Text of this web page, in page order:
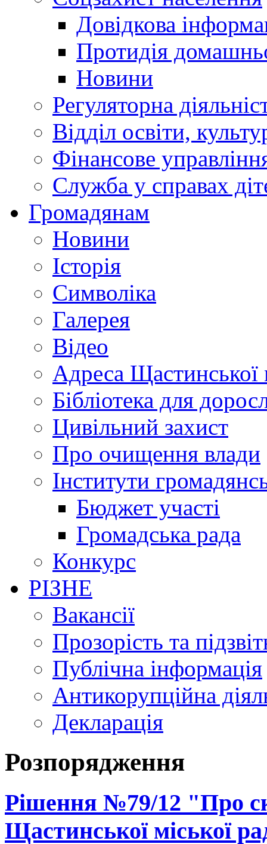
Довідкова
Протидія
Новини
Регуляторна
Відділ освіти,
Фінансове
Служба у справах
Громадянам
Новини
Історія
Символіка
Галерея
Відео
Адреса Щастинської
Бібліотека для
Цивільний захист
Про очищення влади
Інститути
Бюджет участі
Громадська рада
Конкурс
РІЗНЕ
Вакансії
Прозорість та
Публічна інформація
Антикорупційна
Декларація
Розпорядження
Рішення №79/12 "Про
Щастинської міської